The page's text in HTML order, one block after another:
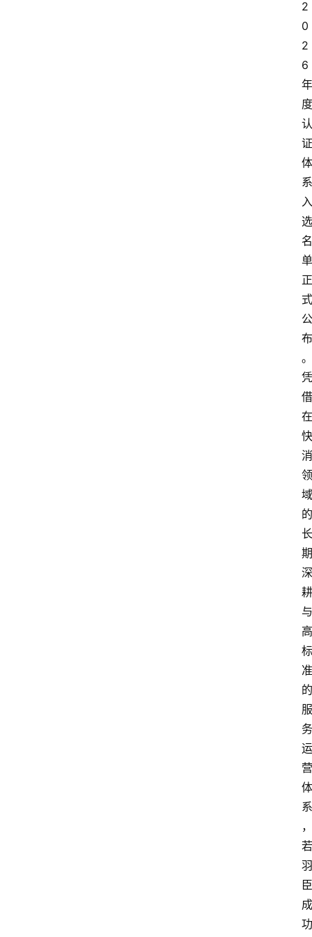
2
0
2
6
年
度
认
证
体
系
入
选
名
单
正
式
公
布
。
凭
借
在
快
消
领
域
的
长
期
深
耕
与
高
标
准
的
服
务
运
营
体
系
，
若
羽
臣
成
功